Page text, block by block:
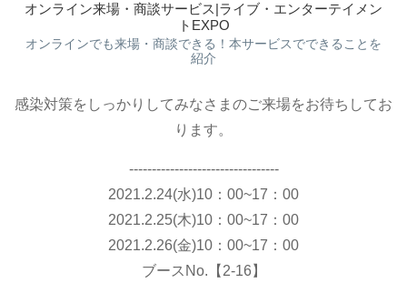
オンライン来場・商談サービス|ライブ・エンターテイメン
トEXPO
オンラインでも来場・商談できる！本サービスでできることを
紹介
感染対策をしっかりしてみなさまのご来場をお待ちしてお
ります。
---------------------------------
2021.2.24(水)10：00~17：00
2021.2.25(木)10：00~17：00
2021.2.26(金)10：00~17：00
ブースNo.【2-16】